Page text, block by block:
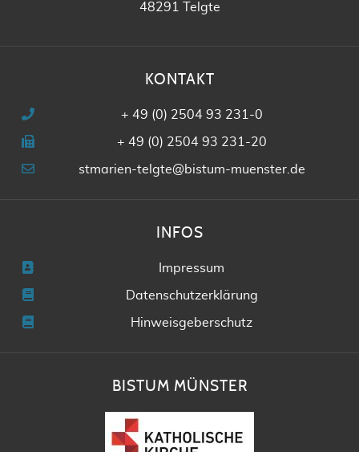
48291 Telgte
KONTAKT
+ 49 (0) 2504 93 231-0
+ 49 (0) 2504 93 231-20
stmarien-telgte@bistum-muenster.de
INFOS
Impressum
Datenschutzerklärung
Hinweisgeberschutz
BISTUM MÜNSTER